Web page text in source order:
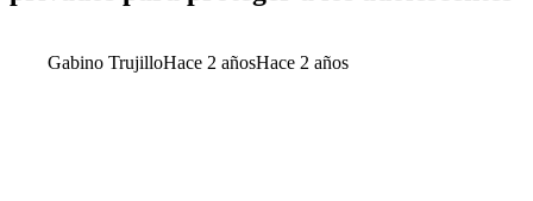
Gabino TrujilloHace 2 añosHace 2 años